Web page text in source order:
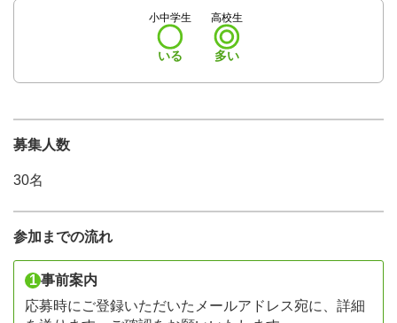
小中学生
いる
高校生
多い
募集人数
30名
参加までの流れ
1 事前案内
応募時にご登録いただいたメールアドレス宛に、詳細